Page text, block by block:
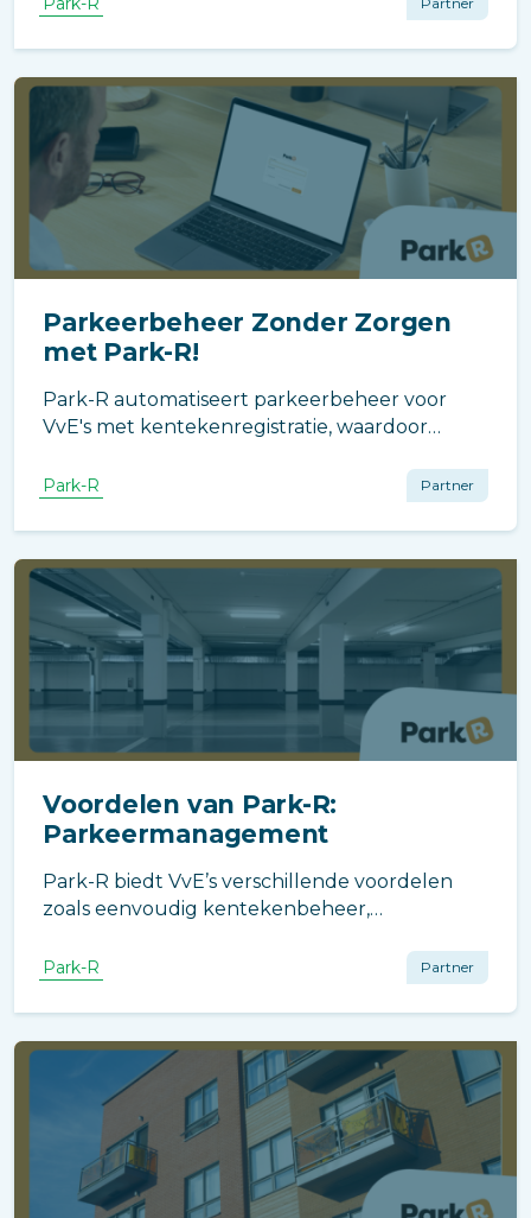
profiteren van meer gemak en efficiëntie bij
het gebruik van parkeerplaatsen.
Parkeerbeheer Zonder Zorgen
met Park-R!
Park-R automatiseert parkeerbeheer voor
VvE's met kentekenregistratie, waardoor
krijgen. Het systeem ondersteunt meerdere
kentekens per gebruiker en is compatibel met
vier cameratypes voor flexibele integratie.
Park-R Partner
Voordelen van Park-R:
Parkeermanagement
Park-R biedt VvE’s verschillende voordelen
zoals eenvoudig kentekenbeheer,
systeem maakt het beheer van
parkeerplaatsen efficiënter en vermindert het
aantal problemen met ongeautoriseerd
parkeren.
Park-R Partner